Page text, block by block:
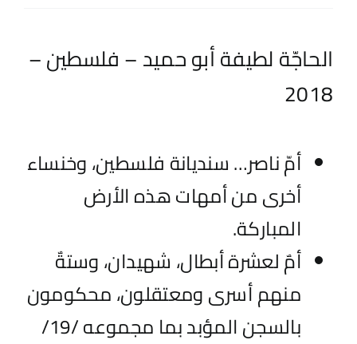
الحاجّة لطيفة أبو حميد – فلسطين –
2018
أمّ ناصر… سنديانة فلسطين، وخنساء
أخرى من أمهات هذه الأرض
المباركة.
أمٌ لعشرة أبطال، شهيدان، وستةٌ
منهم أسرى ومعتقلون، محكومون
بالسجن المؤبد بما مجموعه /19/